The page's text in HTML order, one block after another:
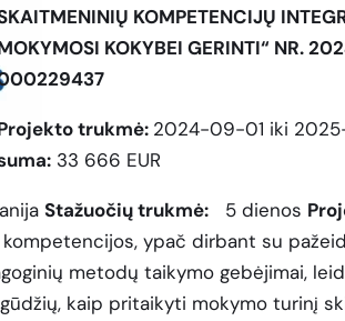
KOMPETENCIJŲ
KOKYBEI GERINTI“ NR.
trukmė: 2024-09-01 iki
33 666 EUR
Stažuočių trukmė: 5 dienos
ypač dirbant su
metodų taikymo gebėjimai,
kaip pritaikyti mokymo turinį